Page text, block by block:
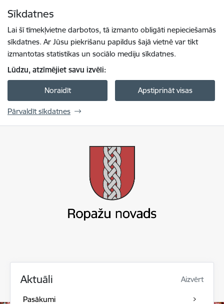
Sīkdatnes
Lai šī tīmekļvietne darbotos, tā izmanto obligāti nepieciešamās
sīkdatnes. Ar Jūsu piekrišanu papildus šajā vietnē var tikt
izmantotas statistikas un sociālo mediju sīkdatnes.
Lūdzu, atzīmējiet savu izvēli:
Noraidīt Apstiprināt visas
Pārvaldīt sīkdatnes
Aktuāli Aizvērt
Pasākumi